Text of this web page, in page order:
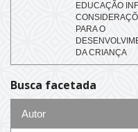
EDUCAÇÃO
PARA O
DA CRIANÇA
Busca facetada
Autor